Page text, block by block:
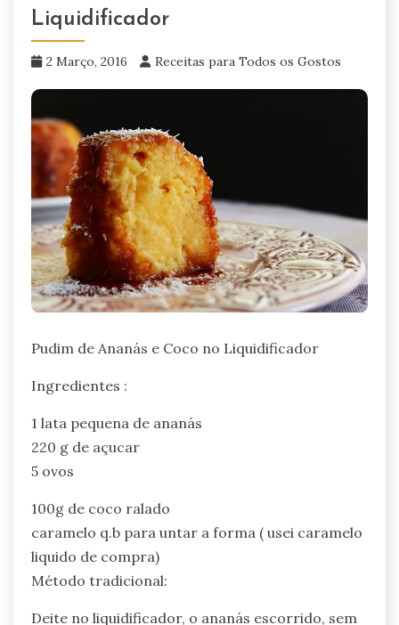
Liquidificador
2 Março, 2016 Receitas para Todos os Gostos
Pudim de Ananás e Coco no Liquidificador
Ingredientes :
1 lata pequena de ananás
220 g de açucar
5 ovos
100g de coco ralado
caramelo q.b para untar a forma ( usei caramelo
liquido de compra)
Método tradicional:
Deite no liquidificador, o ananás escorrido, sem